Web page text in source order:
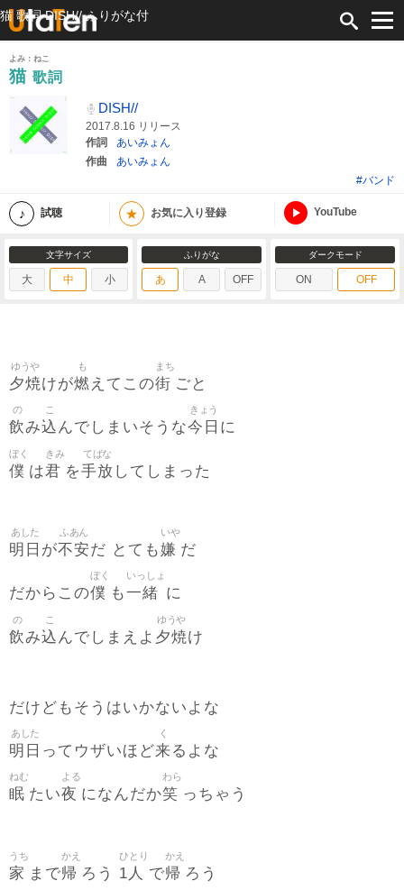
猫 歌詞 DISH// ふりがな付
よみ：ねこ
猫 歌詞
DISH//
2017.8.16 リリース
作詞
あいみょん
作曲
あいみょん
#バンド
試聴 ★ お気に入り登録 YouTube
文字サイズ
大 中 小
ふりがな
あ A OFF
ダークモード
ON OFF
夕焼
ゆうや
けが燃
も
えてこの街
まち
ごと
飲
の
み込
こ
んでしまいそうな今日
きょう
に
僕
ぼく
は君
きみ
を手放
てばな
してしまった
明日
あした
が不安
ふあん
だ とても嫌
いや
だ
だからこの僕
ぼく
も一緒
いっしょ
に
飲
の
み込
こ
んでしまえよ 夕焼
ゆうや
け
だけどもそうはいかないよな
明日
あした
ってウザいほど来
く
るよな
眠
ねむ
たい夜
よる
になんだか笑
わら
っちゃう
家
うち
まで帰
かえ
ろう 1人
ひとり
で帰
かえ
ろう